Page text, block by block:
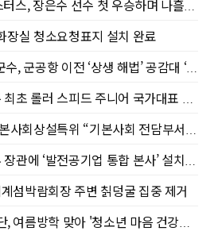
제13회 제주삼다수 마스터스, 장은수 선수 첫 우승하며 나흘간의 열전 마무리
장실 청소요청표지 설치 완료
민형배 시장-김산 무안군수, 군공항 이전 ‘상생 해법’ 공감대 ‘서남권 반도체 클러스터’ 성공 힘 모은다
광주광역시체육회, 광주 최초 롤러 스피드 주니어 국가대표 선발
전남광주통합특별시 기본사회상설특위 “기본사회 전담부서 신설해야”
전남광주특별시, 기후부 장관에 ‘발전공기업 통합 본사’ 설치 건의
섬박람회장 주변 칡덩굴 집중 제거
전라남도청소년미래재단, 여름방학 맞아 '청소년 마음 건강지킴이 버스' 출동